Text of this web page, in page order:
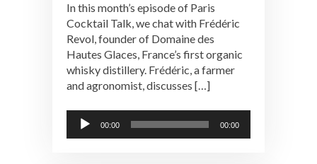
In this month’s episode of Paris
Cocktail Talk, we chat with Frédéric
Revol, founder of Domaine des
Hautes Glaces, France’s first organic
whisky distillery. Frédéric, a farmer
and agronomist, discusses […]
Audio
Player
00:00 00:00